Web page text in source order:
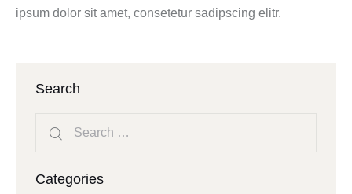
ipsum dolor sit amet, consetetur sadipscing elitr.
Search
Categories